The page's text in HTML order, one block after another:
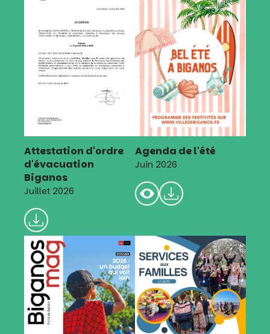
Attestation d'ordre
d'évacuation
Biganos
Juillet 2026
Agenda de l'été
Juin 2026